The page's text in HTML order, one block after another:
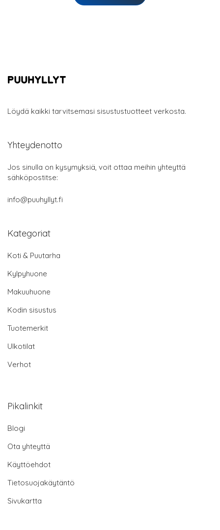
Löydä kaikki tarvitsemasi sisustustuotteet verkosta.
Yhteydenotto
Jos sinulla on kysymyksiä, voit ottaa meihin yhteyttä
sähköpostitse:
info@puuhyllyt.fi
Kategoriat
Koti & Puutarha
Kylpyhuone
Makuuhuone
Kodin sisustus
Tuotemerkit
Ulkotilat
Verhot
Pikalinkit
Blogi
Ota yhteyttä
Käyttöehdot
Tietosuojakäytäntö
Sivukartta